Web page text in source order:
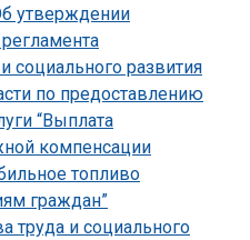
утверждении
социального развития
по предоставлению
“Выплата
компенсации
топливо
граждан”
труда и социального